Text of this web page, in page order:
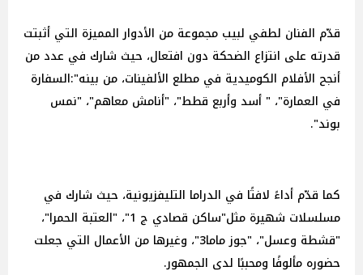
قدّم الفنان لطفي لبيب مجموعة من الأدوار المميزة التي أثبتت
قدرته على انتزاع الضحكة دون افتعال، حيث شارك في عدد من
أنجح الأفلام الكوميدية في مطلع الألفينات، من بينه":السفارة
في العمارة"، " أسد وأربع قطط"، "أنامش معاهم"، "نمس
بوند".
كما قدّم أداءً لافتًا في الدراما التليفزيونية، حيث شارك في
مسلسلات شهيرة مثل"ساكن قصادي ج 1"، "العتبة الحمرا"،
"قشطة وعسل"، "جوز ماما3"، وغيرها من الأعمال التي جعلت
حضوره مألوفًا ومحببًا لدى الجمهور.